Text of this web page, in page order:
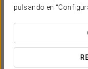
pulsando en
¿CUÁNDO